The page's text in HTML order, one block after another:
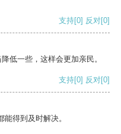
支持[0] 反对[0]
低一些，这样会更加亲民。
支持[0] 反对[0]
得到及时解决。